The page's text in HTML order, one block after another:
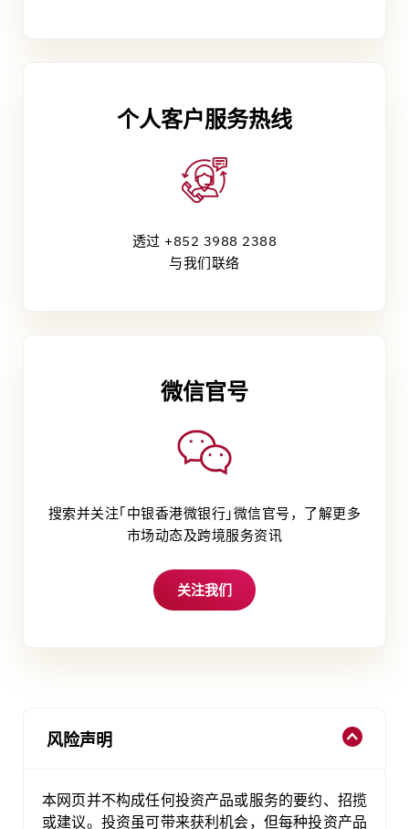
个人客户服务热线
透过 +852 3988 2388
与我们联络
微信官号
搜索并关注｢中银香港微银行｣微信官号，了解更多
市场动态及跨境服务资讯
关注我们
风险声明
本网页并不构成任何投资产品或服务的要约、招揽
或建议。投资虽可带来获利机会，但每种投资产品